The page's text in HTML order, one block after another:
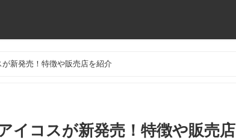
新発売！特徴や販売店を紹介
イコスが新発売！特徴や販売店